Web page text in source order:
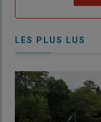
LES PLUS LUS